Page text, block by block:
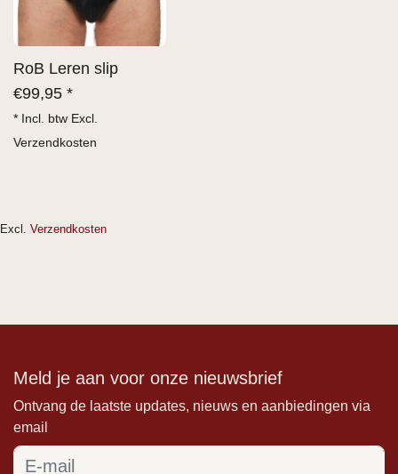
RoB Leren slip
€99,95 *
* Incl. btw Excl.
Verzendkosten
Excl. Verzendkosten
Meld je aan voor onze nieuwsbrief
Ontvang de laatste updates, nieuws en aanbiedingen via
email